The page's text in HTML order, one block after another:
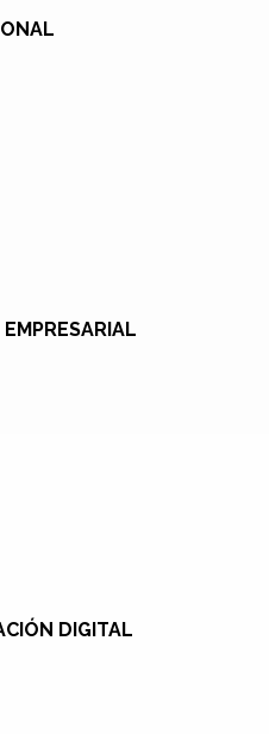
DIGITAL